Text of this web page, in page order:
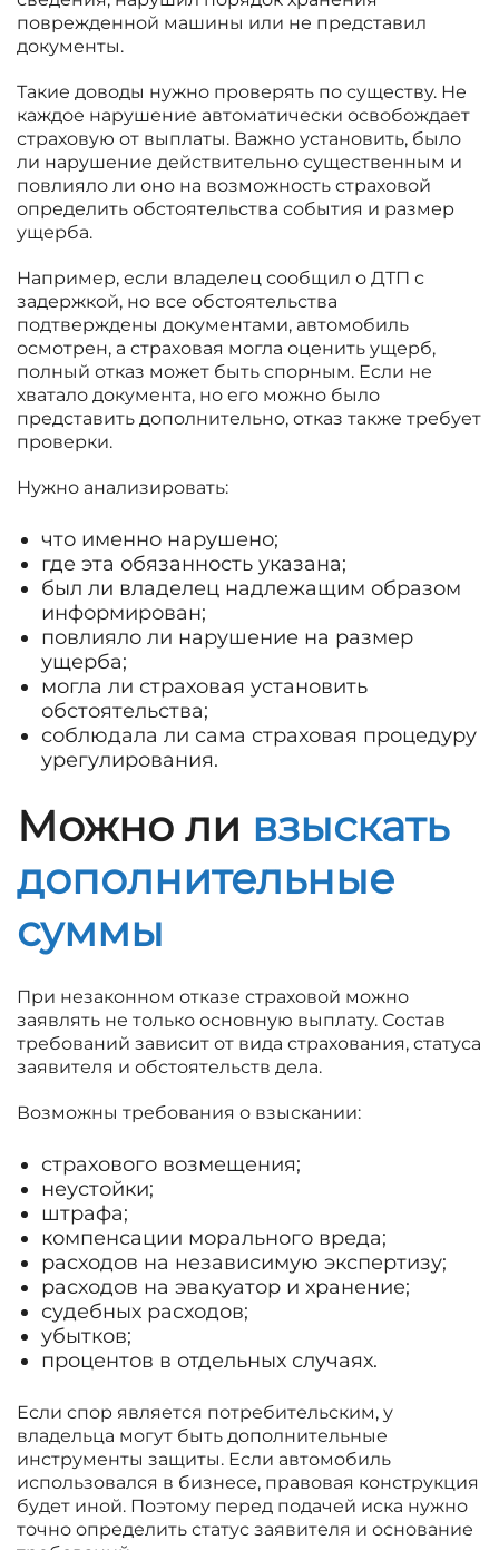
поврежденной машины или не представил
документы.
Такие доводы нужно проверять по существу. Не
каждое нарушение автоматически освобождает
страховую от выплаты. Важно установить, было
ли нарушение действительно существенным и
повлияло ли оно на возможность страховой
определить обстоятельства события и размер
ущерба.
Например, если владелец сообщил о ДТП с
задержкой, но все обстоятельства
подтверждены документами, автомобиль
осмотрен, а страховая могла оценить ущерб,
полный отказ может быть спорным. Если не
хватало документа, но его можно было
представить дополнительно, отказ также требует
проверки.
Нужно анализировать:
что именно нарушено;
где эта обязанность указана;
был ли владелец надлежащим образом
информирован;
повлияло ли нарушение на размер
ущерба;
могла ли страховая установить
обстоятельства;
соблюдала ли сама страховая процедуру
урегулирования.
Можно ли взыскать
дополнительные
суммы
При незаконном отказе страховой можно
заявлять не только основную выплату. Состав
требований зависит от вида страхования, статуса
заявителя и обстоятельств дела.
Возможны требования о взыскании:
страхового возмещения;
неустойки;
штрафа;
компенсации морального вреда;
расходов на независимую экспертизу;
расходов на эвакуатор и хранение;
судебных расходов;
убытков;
процентов в отдельных случаях.
Если спор является потребительским, у
владельца могут быть дополнительные
инструменты защиты. Если автомобиль
использовался в бизнесе, правовая конструкция
будет иной. Поэтому перед подачей иска нужно
точно определить статус заявителя и основание